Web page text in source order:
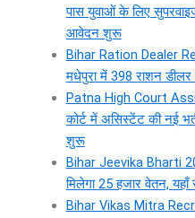
पास युवाओं के लिए
आवेदन शुरू
Bihar Ration Dealer
मधेपुरा में 398 राशन
Patna High Court
कोर्ट में असिस्टेंट की नई
शुरू
Bihar Jeevika Bharti
मिलेगा 25 हजार वेतन,
Bihar Vikas Mitra